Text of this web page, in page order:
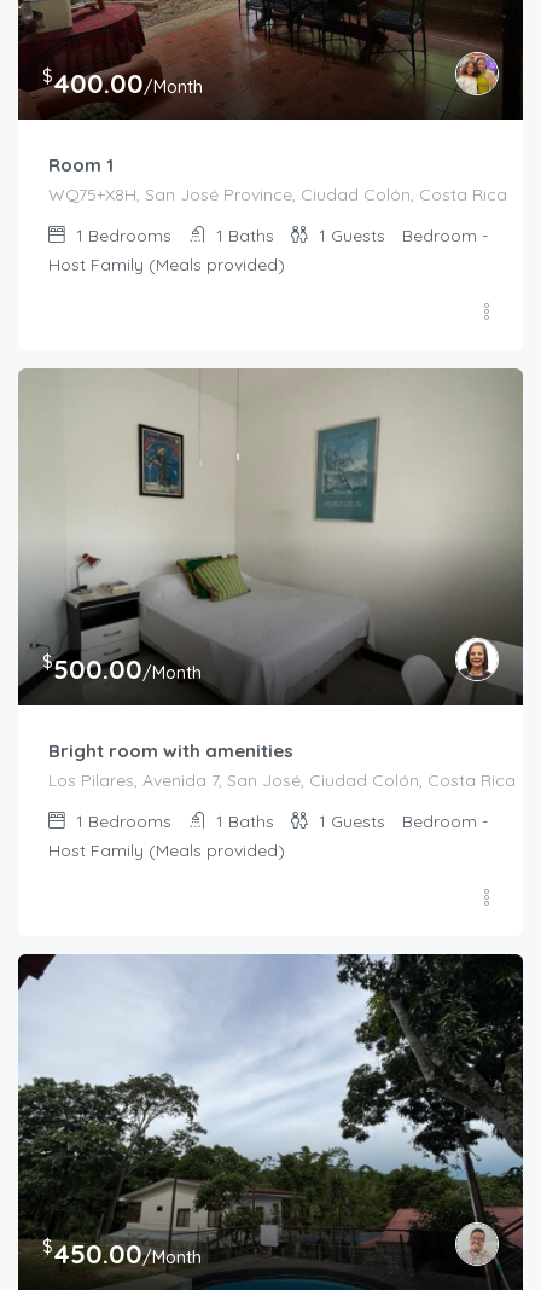
$400.00/Month
Room 1
WQ75+X8H, San José Province, Ciudad Colón, Costa Rica
1 Bedrooms 1 Baths 1 Guests
Bedroom -
Host Family (Meals provided)
$500.00/Month
Bright room with amenities
Los Pilares, Avenida 7, San José, Ciudad Colón, Costa Rica
1 Bedrooms 1 Baths 1 Guests
Bedroom -
Host Family (Meals provided)
$450.00/Month